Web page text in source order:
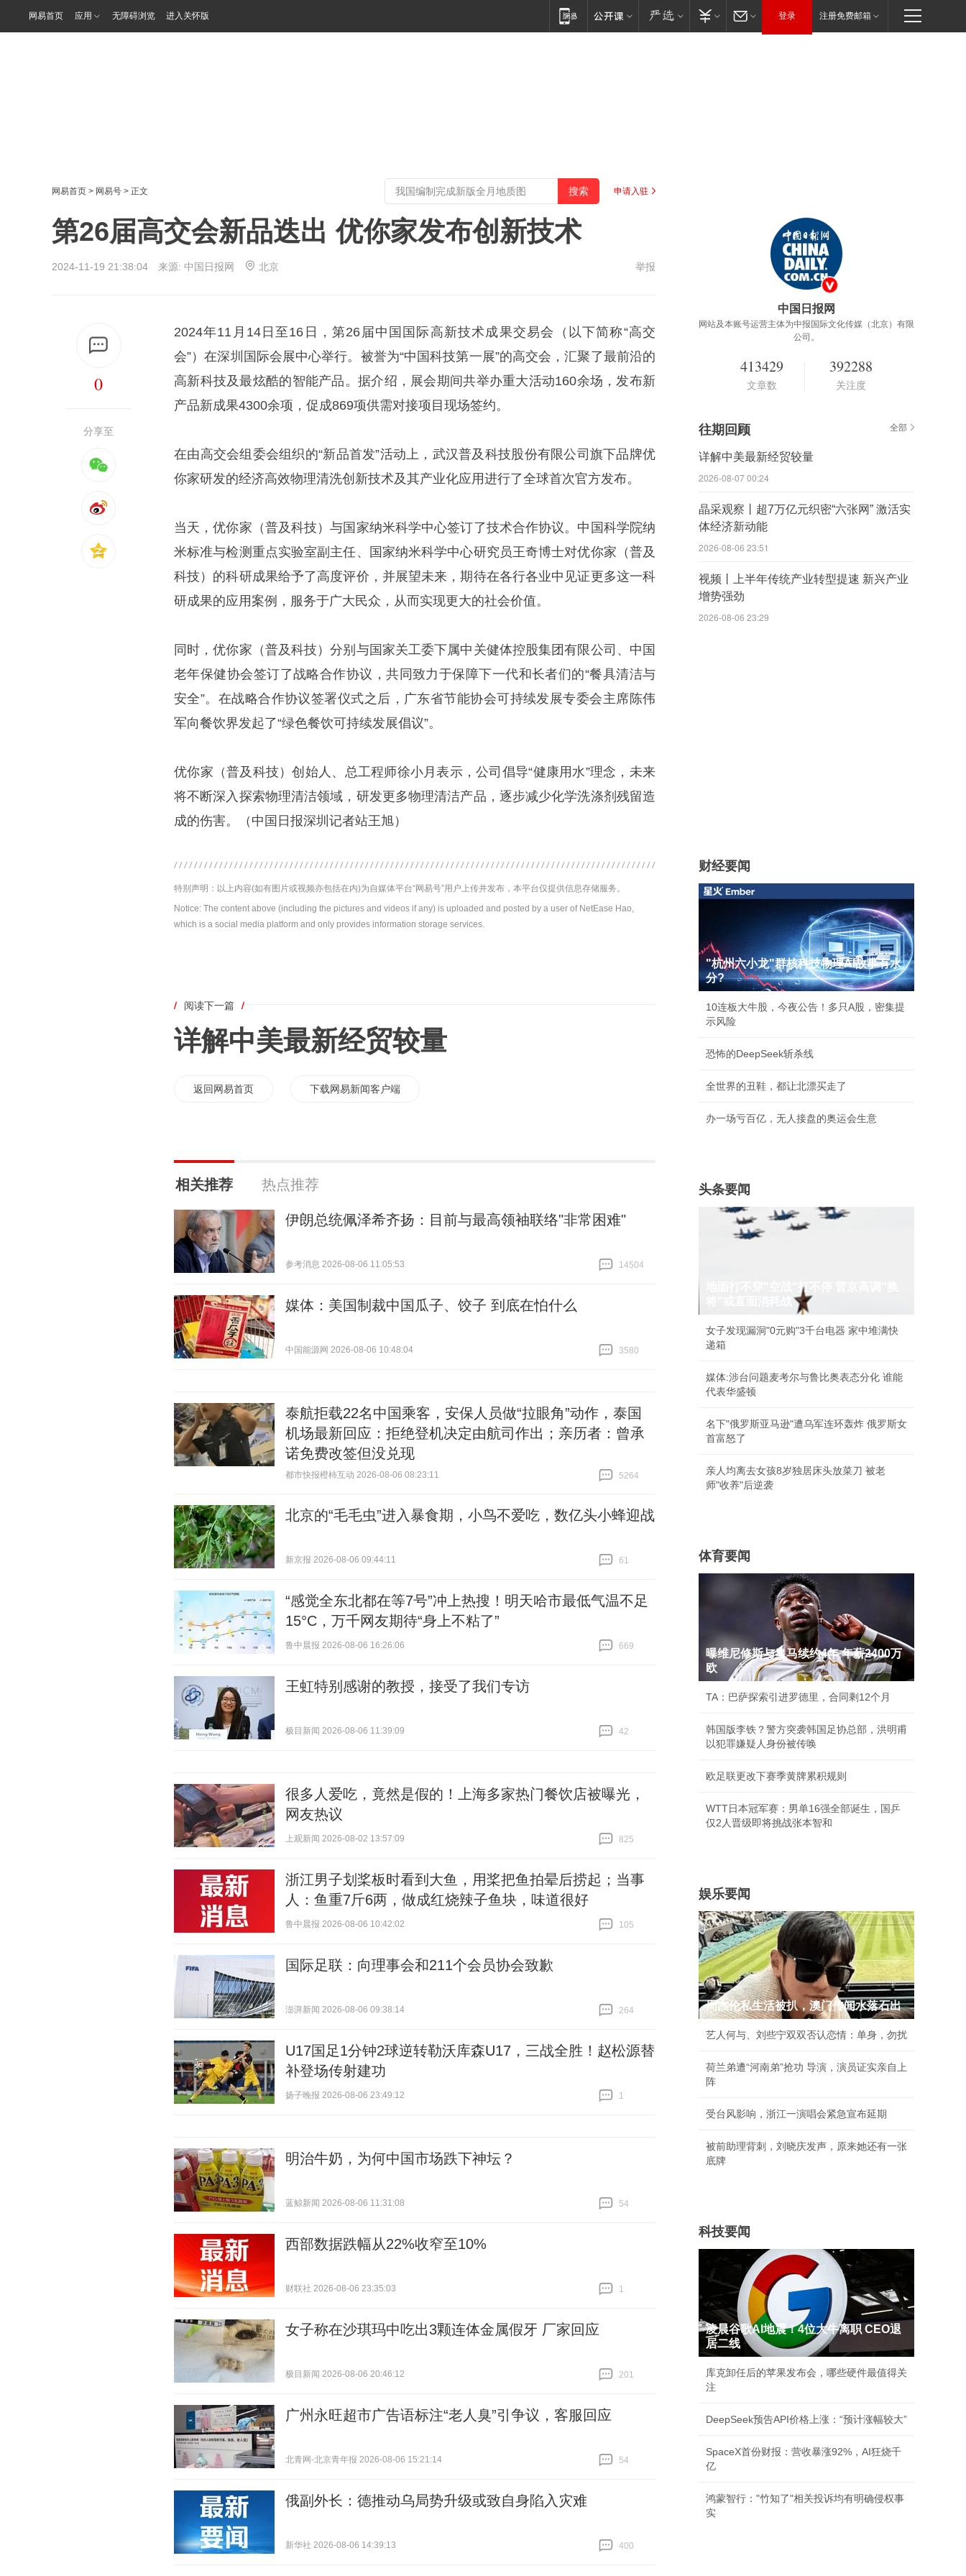
网易首页 应用 无障碍浏览 进入关怀版 登录 注册免费邮箱
网易首页 > 网易号 > 正文 申请入驻
第26届高交会新品迭出 优你家发布创新技术
2024-11-19 21:38:04 来源: 中国日报网 北京 举报
0
分享至
2024年11月14日至16日，第26届中国国际高新技术成果交易会（以下简称“高交
会”）在深圳国际会展中心举行。被誉为“中国科技第一展”的高交会，汇聚了最前沿的
高新科技及最炫酷的智能产品。据介绍，展会期间共举办重大活动160余场，发布新
产品新成果4300余项，促成869项供需对接项目现场签约。
在由高交会组委会组织的“新品首发”活动上，武汉普及科技股份有限公司旗下品牌优
你家研发的经济高效物理清洗创新技术及其产业化应用进行了全球首次官方发布。
当天，优你家（普及科技）与国家纳米科学中心签订了技术合作协议。中国科学院纳
米标准与检测重点实验室副主任、国家纳米科学中心研究员王奇博士对优你家（普及
科技）的科研成果给予了高度评价，并展望未来，期待在各行各业中见证更多这一科
研成果的应用案例，服务于广大民众，从而实现更大的社会价值。
同时，优你家（普及科技）分别与国家关工委下属中关健体控股集团有限公司、中国
老年保健协会签订了战略合作协议，共同致力于保障下一代和长者们的“餐具清洁与
安全”。在战略合作协议签署仪式之后，广东省节能协会可持续发展专委会主席陈伟
军向餐饮界发起了“绿色餐饮可持续发展倡议”。
优你家（普及科技）创始人、总工程师徐小月表示，公司倡导“健康用水”理念，未来
将不断深入探索物理清洁领域，研发更多物理清洁产品，逐步减少化学洗涤剂残留造
成的伤害。（中国日报深圳记者站王旭）
特别声明：以上内容(如有图片或视频亦包括在内)为自媒体平台“网易号”用户上传并发布，本平台仅提供信息存储服务。
Notice: The content above (including the pictures and videos if any) is uploaded and posted by a user of NetEase Hao,
which is a social media platform and only provides information storage services.
/ 阅读下一篇 /
详解中美最新经贸较量
返回网易首页 下载网易新闻客户端
相关推荐 热点推荐
伊朗总统佩泽希齐扬：目前与最高领袖联络"非常困难"
参考消息 2026-08-06 11:05:53
14504
媒体：美国制裁中国瓜子、饺子 到底在怕什么
中国能源网 2026-08-06 10:48:04
3580
泰航拒载22名中国乘客，安保人员做“拉眼角”动作，泰国
机场最新回应：拒绝登机决定由航司作出；亲历者：曾承
诺免费改签但没兑现
都市快报橙柿互动 2026-08-06 08:23:11
5264
北京的“毛毛虫”进入暴食期，小鸟不爱吃，数亿头小蜂迎战
新京报 2026-08-06 09:44:11
61
“感觉全东北都在等7号”冲上热搜！明天哈市最低气温不足
15°C，万千网友期待“身上不粘了”
鲁中晨报 2026-08-06 16:26:06
669
王虹特别感谢的教授，接受了我们专访
极目新闻 2026-08-06 11:39:09
42
很多人爱吃，竟然是假的！上海多家热门餐饮店被曝光，
网友热议
上观新闻 2026-08-02 13:57:09
825
浙江男子划桨板时看到大鱼，用桨把鱼拍晕后捞起；当事
人：鱼重7斤6两，做成红烧辣子鱼块，味道很好
鲁中晨报 2026-08-06 10:42:02
105
国际足联：向理事会和211个会员协会致歉
澎湃新闻 2026-08-06 09:38:14
264
U17国足1分钟2球逆转勒沃库森U17，三战全胜！赵松源替
补登场传射建功
扬子晚报 2026-08-06 23:49:12
1
明治牛奶，为何中国市场跌下神坛？
蓝鲸新闻 2026-08-06 11:31:08
54
西部数据跌幅从22%收窄至10%
财联社 2026-08-06 23:35:03
1
女子称在沙琪玛中吃出3颗连体金属假牙 厂家回应
极目新闻 2026-08-06 20:46:12
201
广州永旺超市广告语标注“老人臭”引争议，客服回应
北青网-北京青年报 2026-08-06 15:21:14
54
俄副外长：德推动乌局势升级或致自身陷入灾难
新华社 2026-08-06 14:39:13
400
中国日报网
网站及本账号运营主体为中报国际文化传媒（北京）有限
公司。
413429
文章数
392288
关注度
往期回顾 全部
详解中美最新经贸较量
2026-08-07 00:24
晶采观察丨超7万亿元织密“六张网” 激活实
体经济新动能
2026-08-06 23:51
视频丨上半年传统产业转型提速 新兴产业
增势强劲
2026-08-06 23:29
财经要闻
"杭州六小龙"群核科技物理AI故事有水
分?
10连板大牛股，今夜公告！多只A股，密集提
示风险
恐怖的DeepSeek斩杀线
全世界的丑鞋，都让北漂买走了
办一场亏百亿，无人接盘的奥运会生意
头条要闻
地面打不穿"空战"打不停 普京高调"换
女子发现漏洞"0元购"3千台电器 家中堆满快
递箱
媒体:涉台问题麦考尔与鲁比奥表态分化 谁能
代表华盛顿
名下"俄罗斯亚马逊"遭乌军连环轰炸 俄罗斯女
首富怒了
亲人均离去女孩8岁独居床头放菜刀 被老
师"收养"后逆袭
体育要闻
曝维尼修斯与皇马续约4年 年薪2400万
欧
TA：巴萨探索引进罗德里，合同剩12个月
韩国版李铁？警方突袭韩国足协总部，洪明甫
以犯罪嫌疑人身份被传唤
欧足联更改下赛季黄牌累积规则
WTT日本冠军赛：男单16强全部诞生，国乒
仅2人晋级即将挑战张本智和
娱乐要闻
周杰伦私生活被扒，澳门传闻水落石出
艺人何与、刘些宁双双否认恋情：单身，勿扰
荷兰弟遭“河南弟”抢功 导演，演员证实亲自上
阵
受台风影响，浙江一演唱会紧急宣布延期
被前助理背刺，刘晓庆发声，原来她还有一张
底牌
科技要闻
凌晨谷歌AI地震！4位大牛离职 CEO退
居二线
库克卸任后的苹果发布会，哪些硬件最值得关
注
DeepSeek预告API价格上涨：“预计涨幅较大”
SpaceX首份财报：营收暴涨92%，AI狂烧千
亿
鸿蒙智行："竹知了"相关投诉均有明确侵权事
实